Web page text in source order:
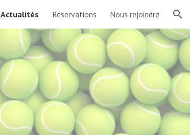
Actualités Réservations Nous rejoindre